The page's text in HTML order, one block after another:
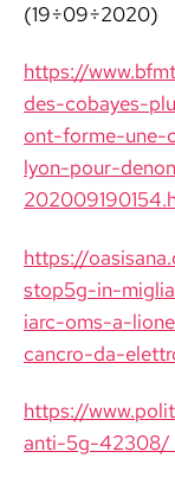
(19÷09÷2020)
https://
des-cobayes-
ont-forme-une-
lyon-pour-
https://
stop5g-in-
iarc-oms-a-
cancro-da-
https://
anti-5g-42308/